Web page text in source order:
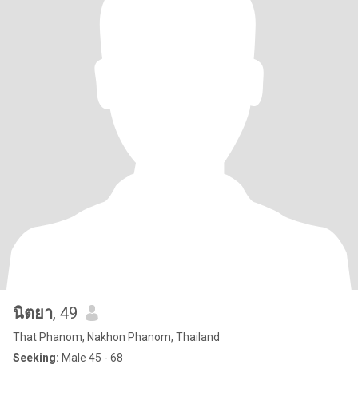
นิตยา, 49
That Phanom, Nakhon Phanom, Thailand
Seeking: Male 45 - 68